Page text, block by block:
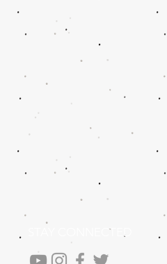
STAY CONNECTED